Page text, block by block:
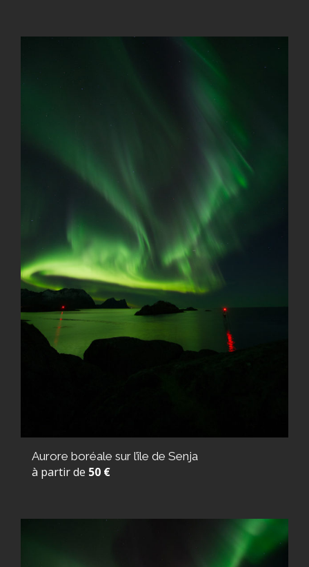
Aurore boréale sur l’île de Senja
à partir de 50 €